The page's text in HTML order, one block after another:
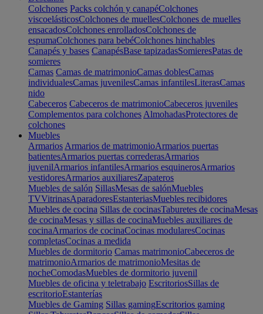
Colchones Packs colchón y canapéColchones
viscoelásticosColchones de muellesColchones de muelles
ensacadosColchones enrolladosColchones de
espumaColchones para bebéColchones hinchables
Canapés y bases CanapésBase tapizadasSomieresPatas de
somieres
Camas Camas de matrimonioCamas doblesCamas
individualesCamas juvenilesCamas infantilesLiterasCamas
nido
Cabeceros Cabeceros de matrimonioCabeceros juveniles
Complementos para colchones AlmohadasProtectores de
colchones
Muebles
Armarios Armarios de matrimonioArmarios puertas
batientesArmarios puertas correderasArmarios
juvenilArmarios infantilesArmarios esquinerosArmarios
vestidoresArmarios auxiliaresZapateros
Muebles de salón SillasMesas de salónMuebles
TVVitrinasAparadoresEstanteriasMuebles recibidores
Muebles de cocina Sillas de cocinasTaburetes de cocinaMesas
de cocinaMesas y sillas de cocinaMuebles auxiliares de
cocinaArmarios de cocinaCocinas modularesCocinas
completasCocinas a medida
Muebles de dormitorio Camas matrimonioCabeceros de
matrimonioArmarios de matrimonioMesitas de
nocheComodasMuebles de dormitorio juvenil
Muebles de oficina y teletrabajo EscritoriosSillas de
escritorioEstanterías
Muebles de Gaming Sillas gamingEscritorios gaming